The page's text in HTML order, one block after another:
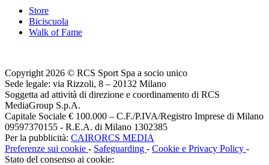
Store
Biciscuola
Walk of Fame
Copyright 2026 © RCS Sport Spa a socio unico
Sede legale: via Rizzoli, 8 – 20132 Milano
Soggetta ad attività di direzione e coordinamento di RCS
MediaGroup S.p.A.
Capitale Sociale € 100.000 – C.F./P.IVA/Registro Imprese di Milano
09597370155 - R.E.A. di Milano 1302385
Per la pubblicità: CAIRORCS MEDIA
Preferenze sui cookie - Safeguarding - Cookie e Privacy Policy -
Stato del consenso ai cookie: